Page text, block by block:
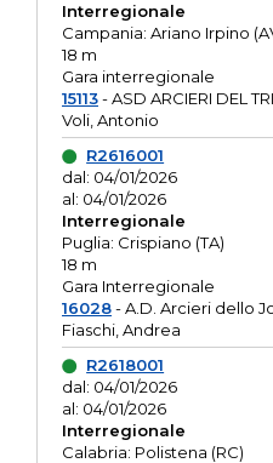
Interregionale
Campania: Ariano Irpino
18 m
Gara interregionale
15113- ASD ARCIERI DEL
Voli, Antonio
R2616001
dal: 04/01/2026
al: 04/01/2026
Interregionale
Puglia: Crispiano (TA)
18 m
Gara Interregionale
16028- A.D. Arcieri dello
Fiaschi, Andrea
R2618001
dal: 04/01/2026
al: 04/01/2026
Interregionale
Calabria: Polistena (RC)